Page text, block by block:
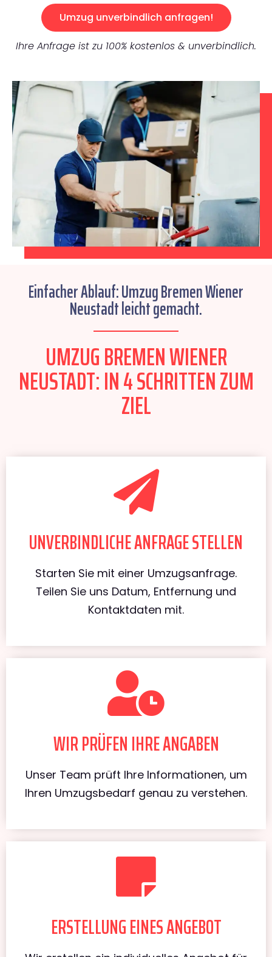
Umzug unverbindlich anfragen!
Ihre Anfrage ist zu 100% kostenlos & unverbindlich.
Einfacher Ablauf: Umzug Bremen Wiener
Neustadt leicht gemacht.
UMZUG BREMEN WIENER
NEUSTADT: IN 4 SCHRITTEN ZUM
ZIEL
UNVERBINDLICHE ANFRAGE STELLEN
Starten Sie mit einer Umzugsanfrage.
Teilen Sie uns Datum, Entfernung und
Kontaktdaten mit.
WIR PRÜFEN IHRE ANGABEN
Unser Team prüft Ihre Informationen, um
Ihren Umzugsbedarf genau zu verstehen.
ERSTELLUNG EINES ANGEBOT